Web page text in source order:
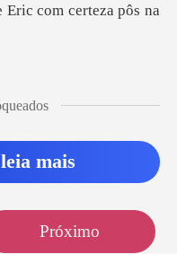
Eric com certeza pôs na
mais
Próximo